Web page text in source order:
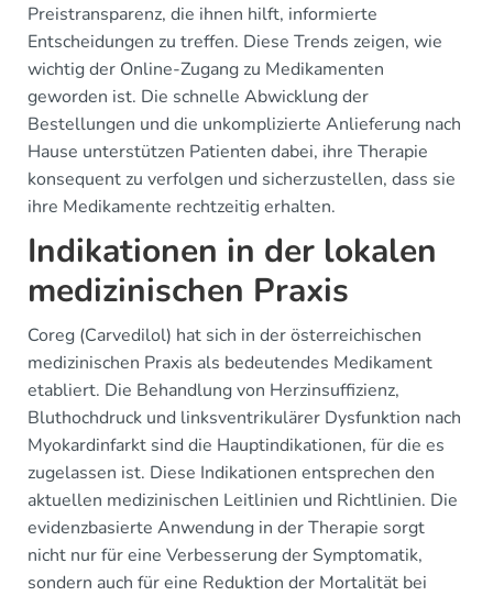
Preistransparenz, die ihnen hilft, informierte
Entscheidungen zu treffen. Diese Trends zeigen, wie
wichtig der Online-Zugang zu Medikamenten
geworden ist. Die schnelle Abwicklung der
Bestellungen und die unkomplizierte Anlieferung nach
Hause unterstützen Patienten dabei, ihre Therapie
konsequent zu verfolgen und sicherzustellen, dass sie
ihre Medikamente rechtzeitig erhalten.
Indikationen in der lokalen
medizinischen Praxis
Coreg (Carvedilol) hat sich in der österreichischen
medizinischen Praxis als bedeutendes Medikament
etabliert. Die Behandlung von Herzinsuffizienz,
Bluthochdruck und linksventrikulärer Dysfunktion nach
Myokardinfarkt sind die Hauptindikationen, für die es
zugelassen ist. Diese Indikationen entsprechen den
aktuellen medizinischen Leitlinien und Richtlinien. Die
evidenzbasierte Anwendung in der Therapie sorgt
nicht nur für eine Verbesserung der Symptomatik,
sondern auch für eine Reduktion der Mortalität bei